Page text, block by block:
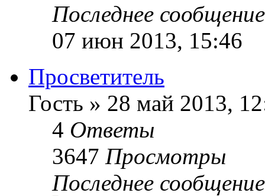
Последнее
07 июн 2013, 15:46
Просветитель
Гость » 28 май 2013,
4 Ответы
3647 Просмотры
Последнее